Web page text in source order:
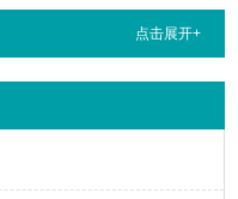
点击展开+